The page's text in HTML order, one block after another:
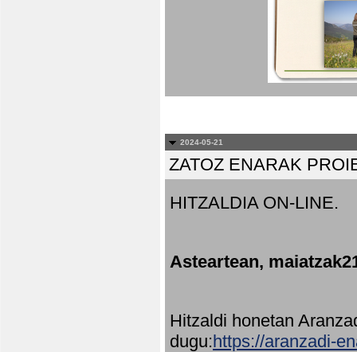
2024-05-21
ZATOZ ENARAK
HITZALDIA ON-LINE.
Asteartean,
Hitzaldi honetan
dugu:https://aranzadi-